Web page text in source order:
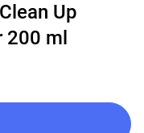
Up
ml